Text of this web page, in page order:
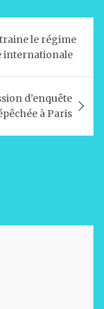
le régime
internationale
d’enquête
à Paris